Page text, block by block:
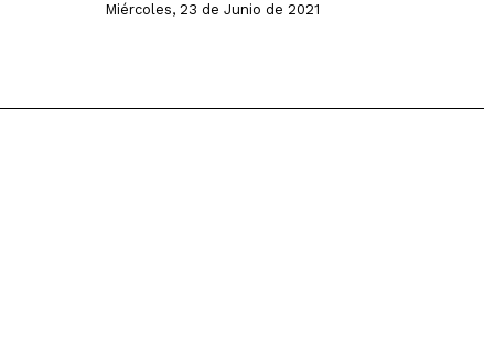
Miércoles, 23 de Junio de 2021